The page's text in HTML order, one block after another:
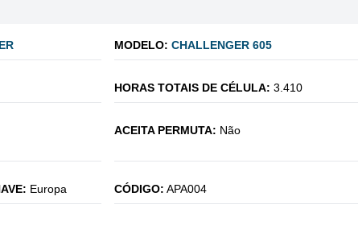
MODELO: CHALLENGER 605
HORAS TOTAIS DE CÉLULA: 3.410
ACEITA PERMUTA: Não
Europa CÓDIGO: APA004